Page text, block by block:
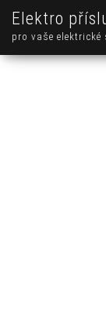
Elektro
pro vaše elektrické